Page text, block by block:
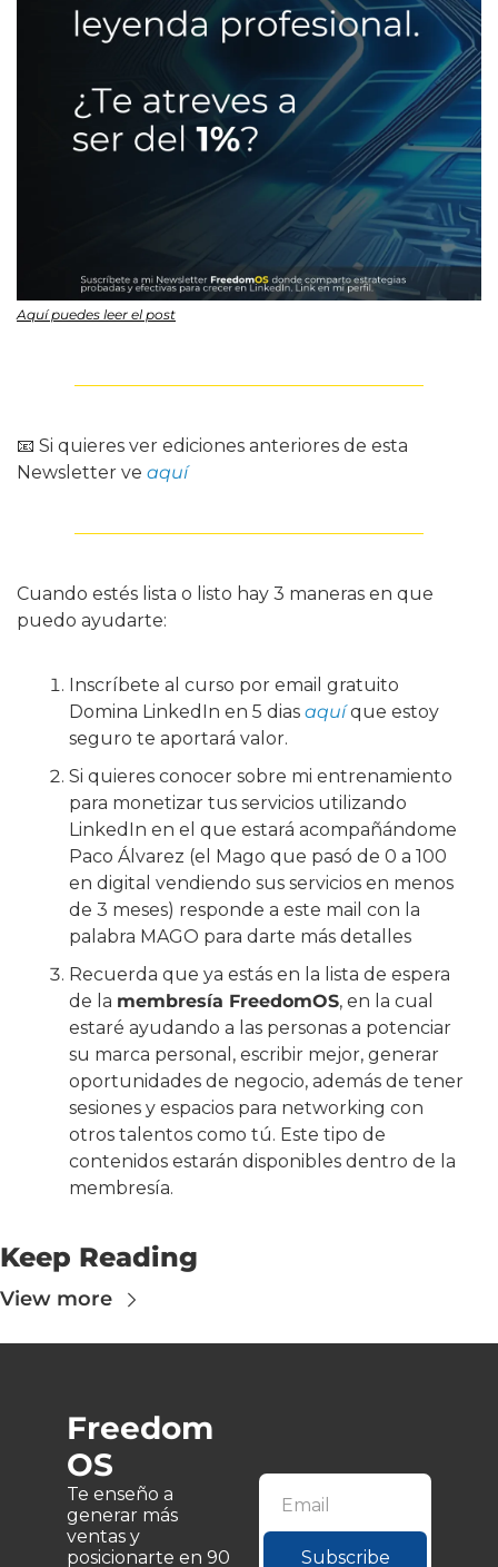
Aquí puedes leer el post
📧 Si quieres ver ediciones anteriores de esta
Newsletter ve aquí
Cuando estés lista o listo hay 3 maneras en que
puedo ayudarte:
Inscríbete al curso por email gratuito
Domina LinkedIn en 5 dias aquí que estoy
seguro te aportará valor.
Si quieres conocer sobre mi entrenamiento
para monetizar tus servicios utilizando
LinkedIn en el que estará acompañándome
Paco Álvarez (el Mago que pasó de 0 a 100
en digital vendiendo sus servicios en menos
de 3 meses) responde a este mail con la
palabra MAGO para darte más detalles
Recuerda que ya estás en la lista de espera
de la membresía FreedomOS, en la cual
estaré ayudando a las personas a potenciar
su marca personal, escribir mejor, generar
oportunidades de negocio, además de tener
sesiones y espacios para networking con
otros talentos como tú. Este tipo de
contenidos estarán disponibles dentro de la
membresía.
Keep Reading
View more
Freedom
OS
Te enseño a
generar más
ventas y
posicionarte en 90
Subscribe